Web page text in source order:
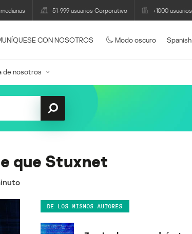
51-999 usuarios Corporativo +1000 usuarios
CON NOSOTROS Modo oscuro Spanish
de nosotros
que Stuxnet
DE LOS MISMOS AUTORES